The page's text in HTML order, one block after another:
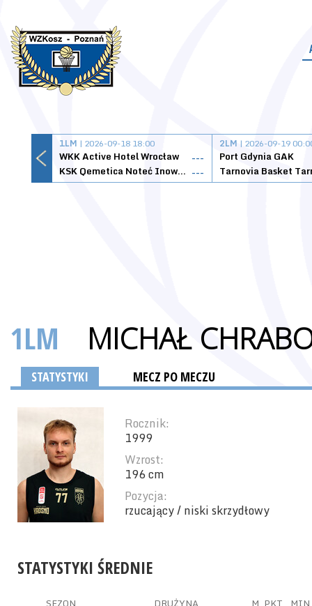
1LM | 2026-09-18 18:00
WKK Active Hotel Wrocław
---
KSK Qemetica Noteć Inowrocław ---
2LM | 2026-09-19
Port Gdynia GAK
1LM MICHAŁ
STATYSTYKI MECZ PO MECZU
Rocznik:
1999
Wzrost:
196 cm
Pozycja:
rzucający / niski skrzydłowy
STATYSTYKI ŚREDNIE